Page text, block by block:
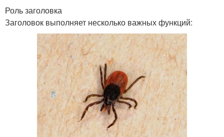
Роль заголовка
Заголовок выполняет несколько важных функций: